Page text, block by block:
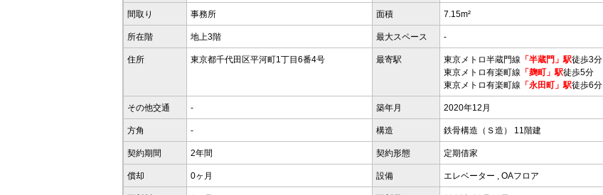
間取り 事務所 面積 7.15m²
所在階 地上3階 最大スペース -
住所 東京都千代田区平河町1丁目6番4号 最寄駅 東京メトロ半蔵門線 「半蔵門」駅徒歩3分
東京メトロ有楽町線 「麹町」駅徒歩5分
東京メトロ有楽町線 「永田町」駅徒歩6分
その他交通 - 築年月 2020年12月
方角 - 構造 鉄骨構造（Ｓ造） 11階建
契約期間 2年間 契約形態 定期借家
償却 0ヶ月 設備 エレベーター , OAフロア